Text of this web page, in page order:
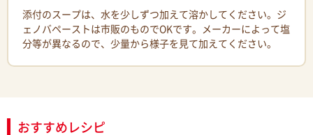
添付のスープは、水を少しずつ加えて溶かしてください。ジ
ェノバペーストは市販のものでOKです。メーカーによって塩
分等が異なるので、少量から様子を見て加えてください。
おすすめレシピ